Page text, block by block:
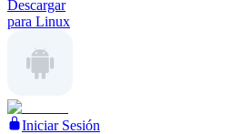
Descargar
para Linux
Iniciar Sesión